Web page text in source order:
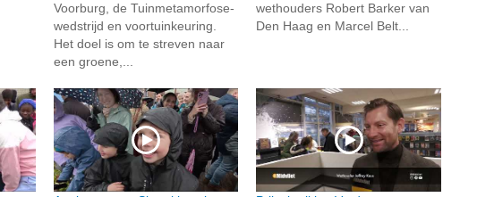
Voorburg, de Tuinmetamorfose-
wedstrijd en voortuinkeuring.
Het doel is om te streven naar
een groene,...
wethouders Robert Barker van
Den Haag en Marcel Belt...